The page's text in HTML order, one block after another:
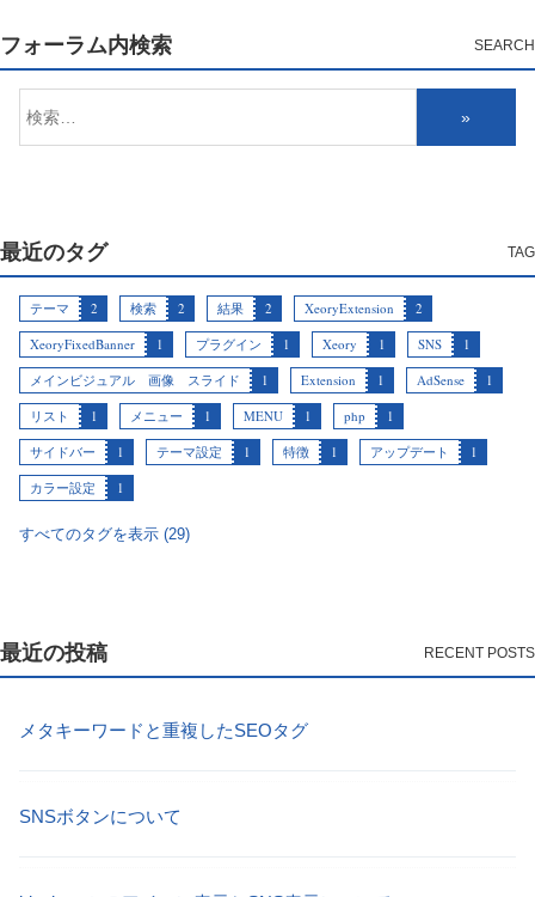
フォーラム内検索
最近のタグ
テーマ 2 検索 2 結果 2 XeoryExtension
2
XeoryFixedBanner
1 プラグイン 1 Xeory 1 SNS
1
メインビジュアル 画像 スライド
1 Extension 1 AdSense
1
リスト
1 メニュー 1 MENU 1 php
1
サイドバー
1 テーマ設定 1 特徴 1 アップデート
1
カラー設定
1
すべてのタグを表示 (29)
最近の投稿
メタキーワードと重複したSEOタグ
SNSボタンについて